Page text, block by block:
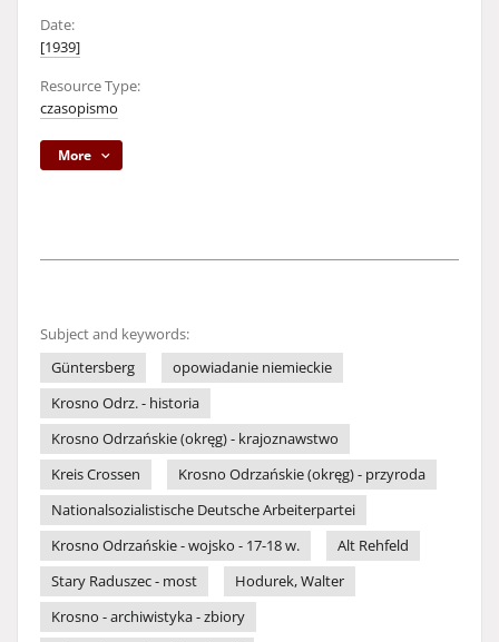
Date:
[1939]
Resource Type:
czasopismo
More
Subject and keywords:
Güntersberg
opowiadanie niemieckie
Krosno Odrz. - historia
Krosno Odrzańskie (okręg) - krajoznawstwo
Kreis Crossen
Krosno Odrzańskie (okręg) - przyroda
Nationalsozialistische Deutsche Arbeiterpartei
Krosno Odrzańskie - wojsko - 17-18 w.
Alt Rehfeld
Stary Raduszec - most
Hodurek, Walter
Krosno - archiwistyka - zbiory